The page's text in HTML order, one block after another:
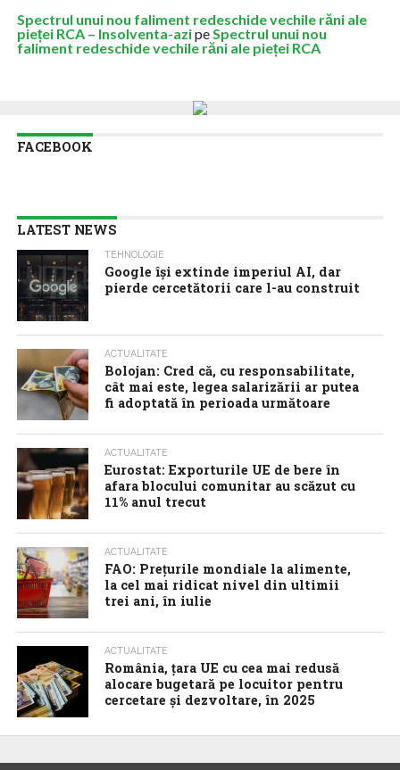
Spectrul unui nou faliment redeschide vechile răni ale
pieței RCA – Insolventa-azipeSpectrul unui nou
faliment redeschide vechile răni ale pieței RCA
FACEBOOK
LATEST NEWS
TEHNOLOGIE
Google îşi extinde imperiul AI, dar
pierde cercetătorii care l-au construit
ACTUALITATE
Bolojan: Cred că, cu responsabilitate,
cât mai este, legea salarizării ar putea
fi adoptată în perioada următoare
ACTUALITATE
Eurostat: Exporturile UE de bere în
afara blocului comunitar au scăzut cu
11% anul trecut
ACTUALITATE
FAO: Prețurile mondiale la alimente,
la cel mai ridicat nivel din ultimii
trei ani, în iulie
ACTUALITATE
România, țara UE cu cea mai redusă
alocare bugetară pe locuitor pentru
cercetare și dezvoltare, în 2025